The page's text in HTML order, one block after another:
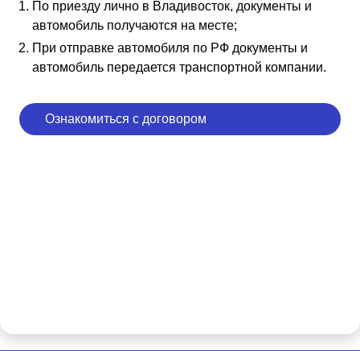
По приезду лично в Владивосток, документы и
автомобиль получаются на месте;
При отправке автомобиля по РФ документы и
автомобиль передается транспортной компании.
Ознакомиться с договором